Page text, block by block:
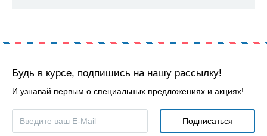
Будь в курсе, подпишись на нашу рассылку!
И узнавай первым о специальных предложениях и акциях!